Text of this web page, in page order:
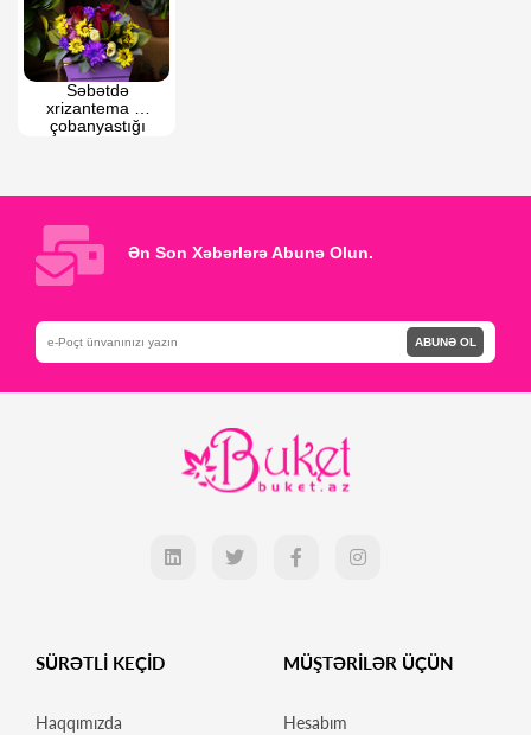
Səbətdə
xrizantema və
çobanyastığı
Ən Son Xəbərlərə Abunə Olun.
ABUNƏ OL
SÜRƏTLİ KEÇİD
Haqqımızda
MÜŞTƏRİLƏR ÜÇÜN
Hesabım